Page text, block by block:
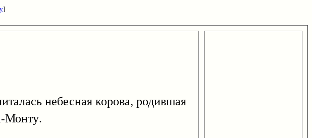
]
небесная корова, родившая
Монту.